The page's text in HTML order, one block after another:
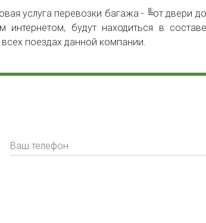
услуга перевозки багажа - ╚от двери
будут находиться в
поездах данной компании.
Ваш телефон